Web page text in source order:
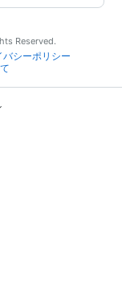
Reserved.
バシーポリシー